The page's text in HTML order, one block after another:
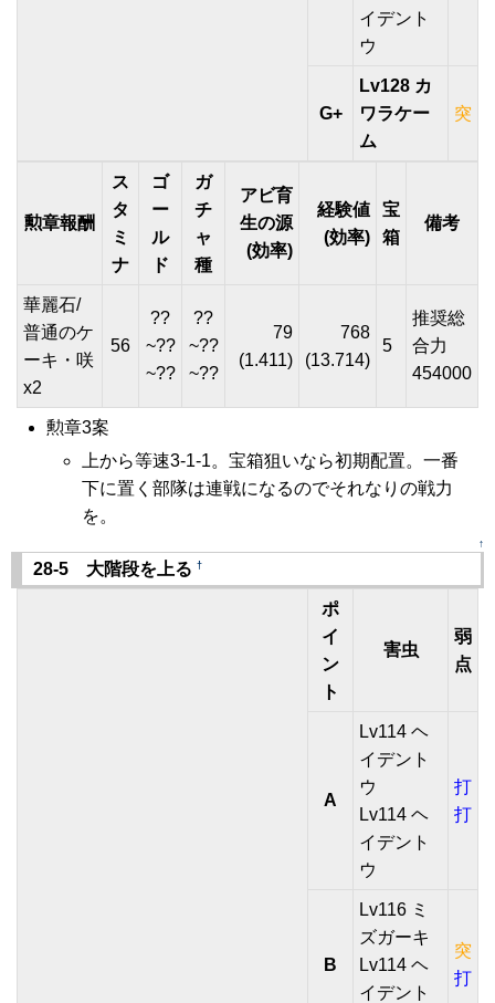
イデント
ウ
G+
Lv128 カ
ワラケー
ム
突
勲章報酬
ス
タ
ミ
ナ
ゴ
ー
ル
ド
ガ
チ
ャ
種
アビ育
生の源
(効率)
経験値
(効率)
宝
箱
備考
華麗石/
普通のケ
ーキ・咲
x2
56
??
~??
~??
??
~??
~??
79
(1.411)
768
(13.714)
5
推奨総
合力
454000
勲章3案
上から等速3-1-1。宝箱狙いなら初期配置。一番
下に置く部隊は連戦になるのでそれなりの戦力
を。
↑
28-5 大階段を上る †
ポ
イ
ン
ト
害虫
弱
点
A
Lv114 ヘ
イデント
ウ
Lv114 ヘ
イデント
ウ
打
打
B
Lv116 ミ
ズガーキ
Lv114 ヘ
イデント
突
打